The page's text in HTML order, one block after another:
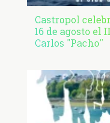
Castropol
16 de agosto el
Carlos "Pacho"